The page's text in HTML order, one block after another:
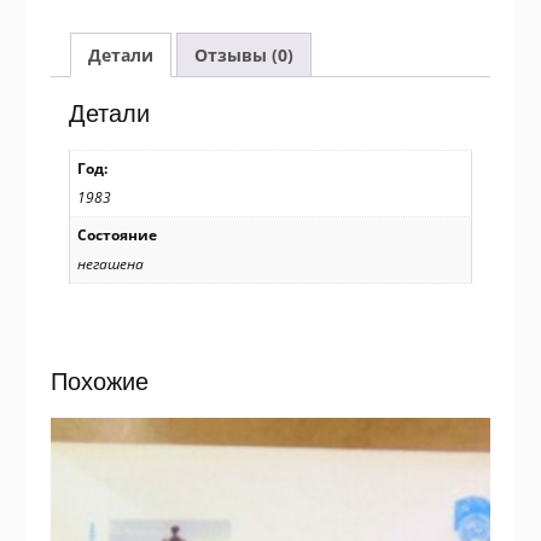
Уренгой
Ужгород
Ref:
k209
Детали Отзывы (0)
Детали
Год:
1983
Состояние
негашена
Похожие